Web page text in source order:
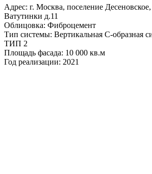
Адрес: г. Москва, поселение
Ватутинки д.11
Облицовка: Фиброцемент
Тип системы: Вертикальная С-образная
ТИП 2
Площадь фасада: 10 000 кв.м
Год реализации: 2021